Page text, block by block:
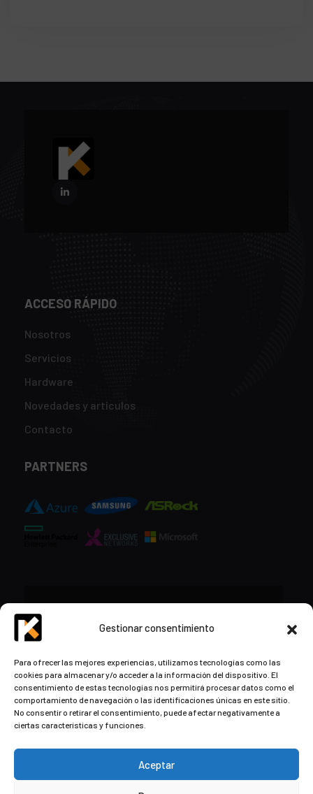
Gestionar consentimiento
Para ofrecer las mejores experiencias, utilizamos tecnologías como las
cookies para almacenar y/o acceder a la información del dispositivo. El
consentimiento de estas tecnologías nos permitirá procesar datos como el
comportamiento de navegación o las identificaciones únicas en este sitio.
No consentir o retirar el consentimiento, puede afectar negativamente a
ciertas características y funciones.
Aceptar
ACCESO RÁPIDO
Nosotros
Servicios
Hardware
Novedades y artículos
Contacto
PARTNERS
contacto@kds.cloud
www.kds.cloud
Plaza Libertad 8Entreplanta, Oficina
3,31004 Pamplona,